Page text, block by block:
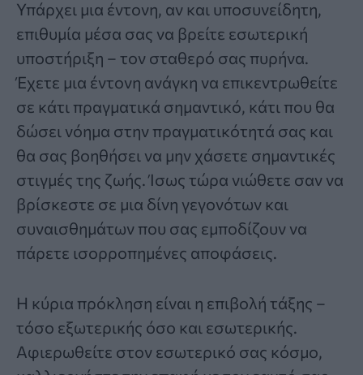
Υπάρχει μια έντονη, αν και υποσυνείδητη,
επιθυμία μέσα σας να βρείτε εσωτερική
υποστήριξη – τον σταθερό σας πυρήνα.
Έχετε μια έντονη ανάγκη να επικεντρωθείτε
σε κάτι πραγματικά σημαντικό, κάτι που θα
δώσει νόημα στην πραγματικότητά σας και
θα σας βοηθήσει να μην χάσετε σημαντικές
στιγμές της ζωής. Ίσως τώρα νιώθετε σαν να
βρίσκεστε σε μια δίνη γεγονότων και
συναισθημάτων που σας εμποδίζουν να
πάρετε ισορροπημένες αποφάσεις.
Η κύρια πρόκληση είναι η επιβολή τάξης –
τόσο εξωτερικής όσο και εσωτερικής.
Αφιερωθείτε στον εσωτερικό σας κόσμο,